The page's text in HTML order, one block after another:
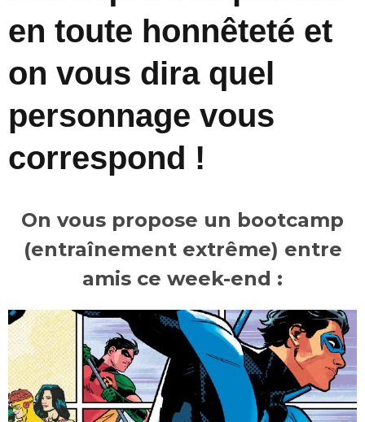
en toute honnêteté et
on vous dira quel
personnage vous
correspond !
On vous propose un bootcamp
(entraînement extrême) entre
amis ce week-end :